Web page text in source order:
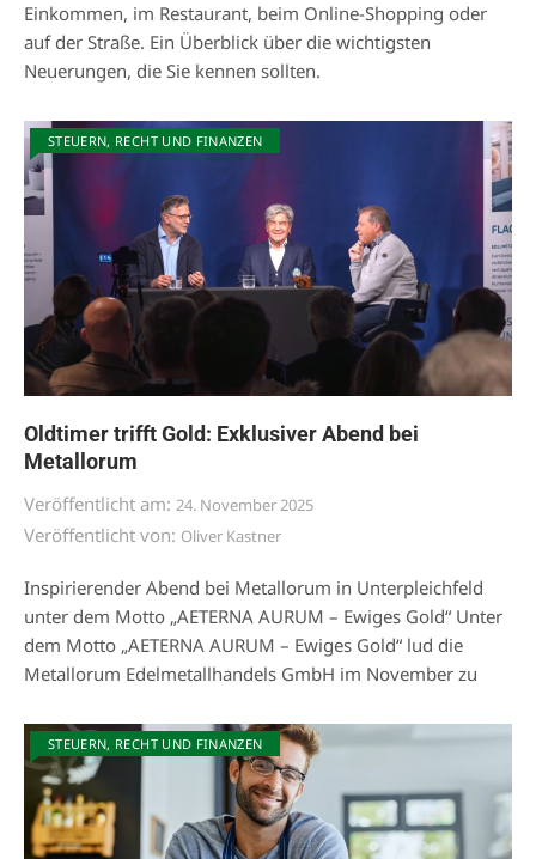
Einkommen, im Restaurant, beim Online-Shopping oder
auf der Straße. Ein Überblick über die wichtigsten
Neuerungen, die Sie kennen sollten.
STEUERN, RECHT UND FINANZEN
Oldtimer trifft Gold: Exklusiver Abend bei
Metallorum
Veröffentlicht am: 24. November 2025
Veröffentlicht von: Oliver Kastner
Inspirierender Abend bei Metallorum in Unterpleichfeld
unter dem Motto „AETERNA AURUM – Ewiges Gold“ Unter
dem Motto „AETERNA AURUM – Ewiges Gold“ lud die
Metallorum Edelmetallhandels GmbH im November zu
STEUERN, RECHT UND FINANZEN